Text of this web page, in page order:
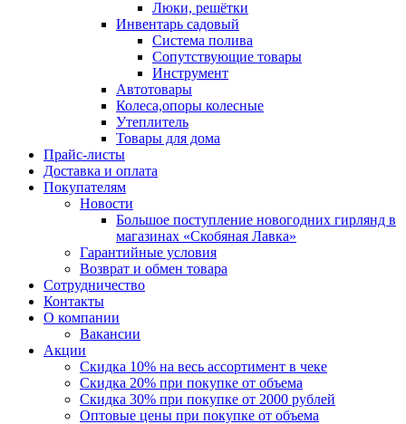
Люки, решётки
Инвентарь садовый
Система полива
Сопутствующие товары
Инструмент
Автотовары
Колеса,опоры колесные
Утеплитель
Товары для дома
Прайс-листы
Доставка и оплата
Покупателям
Новости
Большое поступление новогодних гирлянд в
магазинах «Скобяная Лавка»
Гарантийные условия
Возврат и обмен товара
Сотрудничество
Контакты
О компании
Вакансии
Акции
Скидка 10% на весь ассортимент в чеке
Скидка 20% при покупке от объема
Скидка 30% при покупке от 2000 рублей
Оптовые цены при покупке от объема